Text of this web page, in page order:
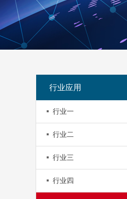
行业应用
行业一
行业二
行业三
行业四